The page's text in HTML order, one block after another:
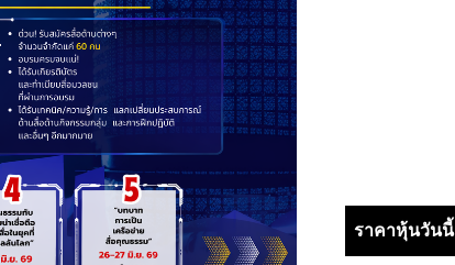
ราคาหุ้นวันนี้